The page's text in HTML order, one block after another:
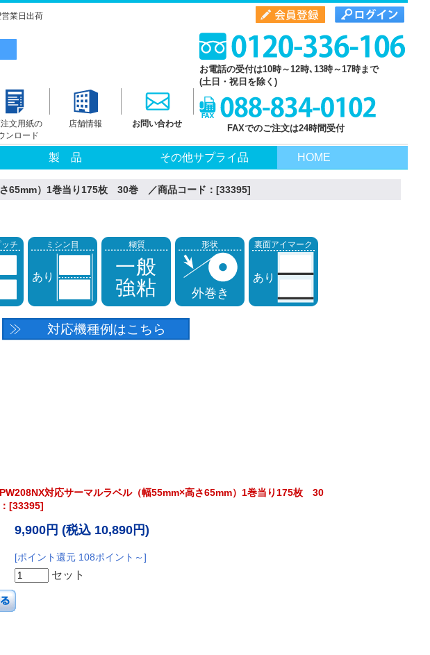
業日出荷
お電話の受付は10時～12時､13時～17時まで
(土日・祝日を除く)
注文用紙の
ンロード
店舗情報 お問い合わせ FAXでのご注文は24時間受付
製 品 その他サプライ品 HOME
さ65mm）1巻当り175枚 30巻 ／商品コード：[33395]
対応サーマルラベル（幅55mm×高さ65mm）1巻当り175枚 30
[33395]
9,900円 (税込 10,890円)
[ポイント還元 108ポイント～]
セット